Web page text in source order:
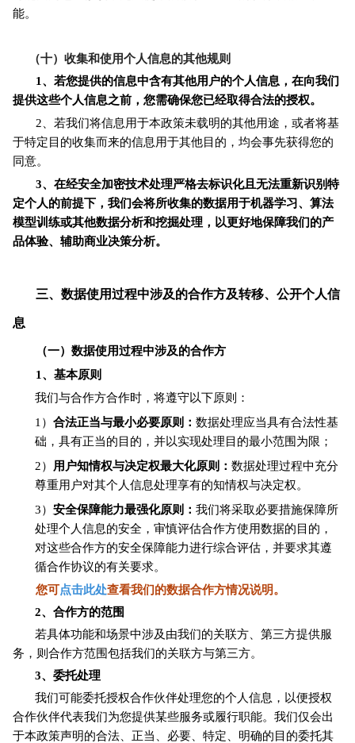
能。
（十）收集和使用个人信息的其他规则
1、若您提供的信息中含有其他用户的个人信息，在向我们
提供这些个人信息之前，您需确保您已经取得合法的授权。
2、若我们将信息用于本政策未载明的其他用途，或者将基
于特定目的收集而来的信息用于其他目的，均会事先获得您的
同意。
3、在经安全加密技术处理严格去标识化且无法重新识别特
定个人的前提下，我们会将所收集的数据用于机器学习、算法
模型训练或其他数据分析和挖掘处理，以更好地保障我们的产
品体验、辅助商业决策分析。
三、数据使用过程中涉及的合作方及转移、公开个人信
息
（一）数据使用过程中涉及的合作方
1 、基本原则
我们与合作方合作时，将遵守以下原则：
1） 合法正当与最小必要原则： 数据处理应当具有合法性基
础，具有正当的目的，并以实现处理目的最小范围为限；
2）
用户知情权与决定权最大化原则： 数据处理过程中充分
尊重用户对其个人信息处理享有的知情权与决定权。
3） 安全保障能力最强化原则： 我们将采取必要措施保障所
处理个人信息的安全，审慎评估合作方使用数据的目的，
对这些合作方的安全保障能力进行综合评估，并要求其遵
循合作协议的有关要求。
您可点击此处查看我们的数据合作方情况说明。
2、合作方的范围
若具体功能和场景中涉及由我们的关联方、第三方提供服
务，则合作方范围包括我们的关联方与第三方。
3、委托处理
我们可能委托授权合作伙伴处理您的个人信息，以便授权
合作伙伴代表我们为您提供某些服务或履行职能。我们仅会出
于本政策声明的合法、正当、必要、特定、明确的目的委托其